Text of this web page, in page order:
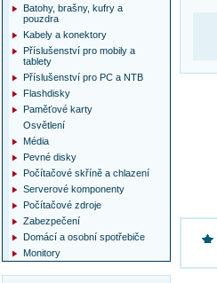
Batohy, brašny, kufry a
pouzdra
Kabely a konektory
Příslušenství pro mobily a
tablety
Příslušenství pro PC a NTB
Flashdisky
Paměťové karty
Osvětlení
Média
Pevné disky
Počítačové skříně a chlazení
Serverové komponenty
Počítačové zdroje
Zabezpečení
Domácí a osobní spotřebiče
Monitory